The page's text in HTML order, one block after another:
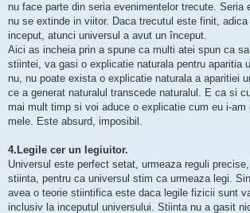
nu face parte din seria evenimentelor trecute. Seria
nu se extinde in viitor. Daca trecutul este finit,
inceput, atunci universul a avut un început.
Aici as incheia prin a spune ca multi atei spun ca
stiintei, va gasi o explicatie naturala pentru aparitia
nu, nu poate exista o explicatie naturala a aparitiei
ce a generat naturalul transcede naturalul. E ca si
mai mult timp si voi aduce o explicatie cum eu i-am
mele. Este absurd, imposibil.
4.Legile cer un legiuitor.
Universul este perfect setat, urmeaza reguli
stiinta, pentru ca universul stim ca urmeaza legi.
avea o teorie stiintifica este daca legile fizicii sunt
inclusiv la inceputul universului. Stiinta nu a gasit